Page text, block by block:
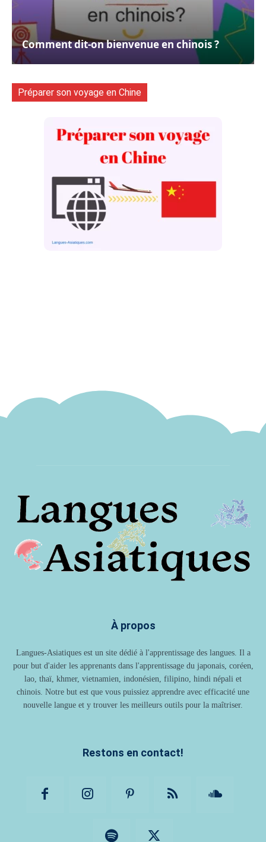
Comment dit-on bienvenue en chinois ?
Préparer son voyage en Chine
À propos
Langues-Asiatiques est un site dédié à l'apprentissage des langues. Il a
pour but d'aider les apprenants dans l'apprentissage du japonais, coréen,
lao, thaï, khmer, vietnamien, indonésien, filipino, hindi népali et
chinois. Notre but est que vous puissiez apprendre avec efficacité une
nouvelle langue et y trouver les meilleurs outils pour la maîtriser.
Restons en contact!